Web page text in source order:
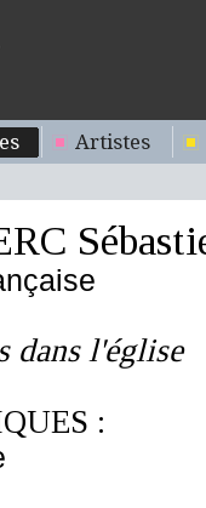
Artistes
dans l'église
: